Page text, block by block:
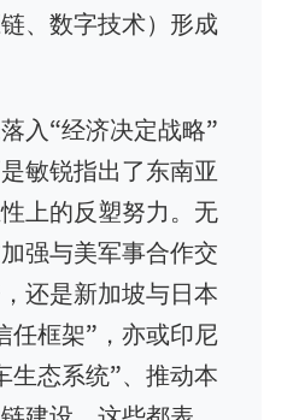
、数字技术）形成
入“经济决定战略”
敏锐指出了东南亚
上的反塑努力。无
强与美军事合作交
还是新加坡与日本
任框架”，亦或印尼
生态系统”、推动本